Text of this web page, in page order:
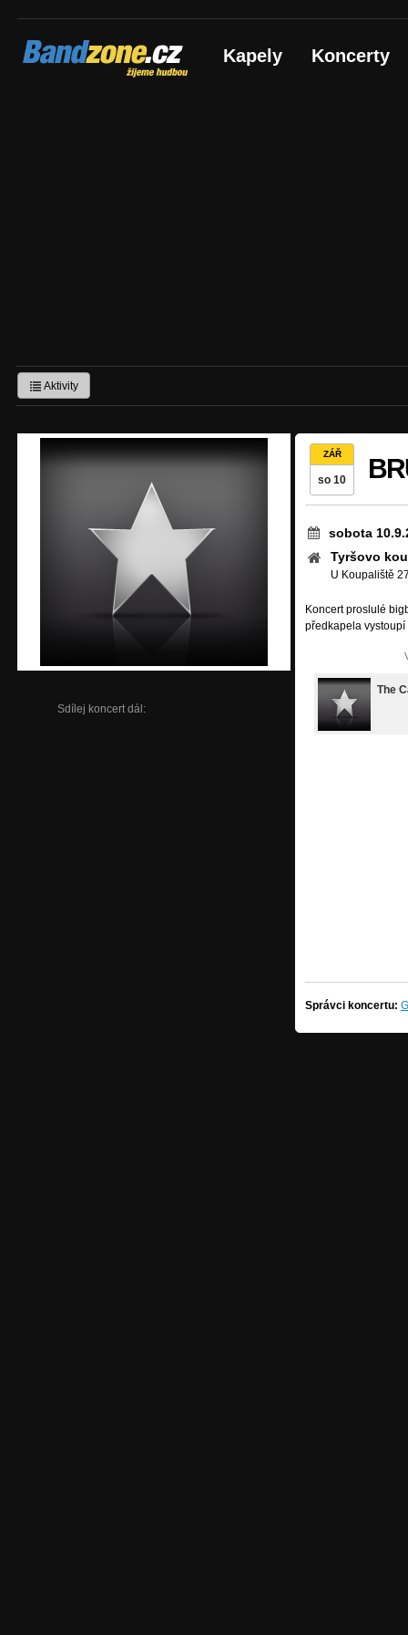
Bandzone.cz
žijeme hudbou Kapely Koncerty
Aktivity
Sdílej koncert dál:
ZÁŘ
so 10
sobota
Tyršovo
U Koupaliště
Koncert proslulé
předkapela
The
Správci koncertu: